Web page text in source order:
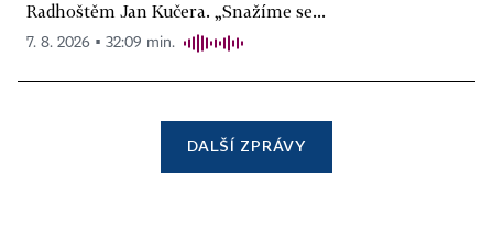
Radhoštěm Jan Kučera. „Snažíme se...
7. 8. 2026 ▪ 32:09 min.
DALŠÍ ZPRÁVY